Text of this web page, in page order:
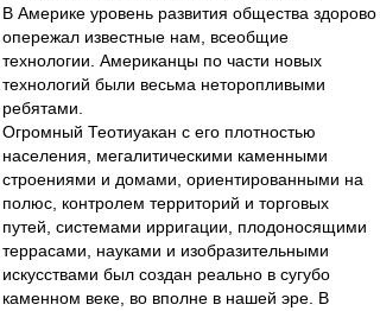
В Америке уровень развития общества здорово
опережал известные нам, всеобщие
технологии. Американцы по части новых
технологий были весьма неторопливыми
ребятами.
Огромный Теотиуакан с его плотностью
населения, мегалитическими каменными
строениями и домами, ориентированными на
полюс, контролем территорий и торговых
путей, системами ирригации, плодоносящими
террасами, науками и изобразительными
искусствами был создан реально в сугубо
каменном веке, во вполне в нашей эре. В